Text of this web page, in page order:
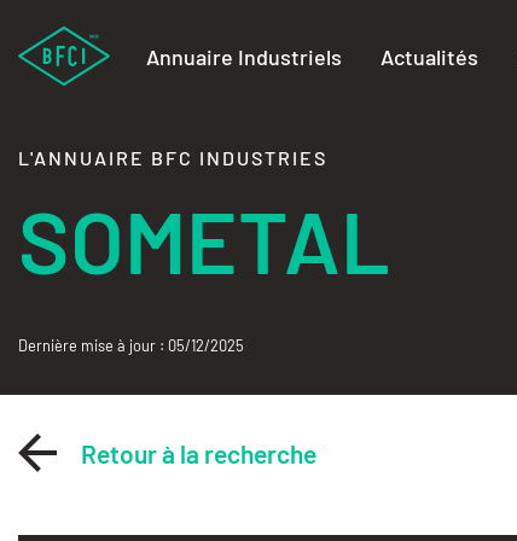
Annuaire Industriels Actualités
L'ANNUAIRE BFC INDUSTRIES
SOMETAL
Dernière mise à jour : 05/12/2025
Retour à la recherche